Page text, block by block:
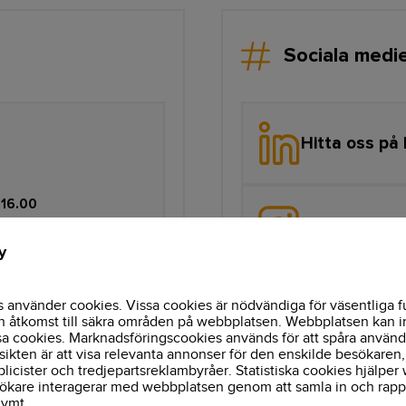
använder cookies. Vissa cookies är nödvändiga för väsentliga
åtkomst till säkra områden på webbplatsen. Webbplatsen kan
cookies. Marknadsföringscookies används för att spåra
är att visa relevanta annonser för den enskilde
och tredjepartsreklambyråer. Statistiska cookies hjälper
interagerar med webbplatsen genom att samla in och
Sociala
Hitta oss på
Hitta oss på